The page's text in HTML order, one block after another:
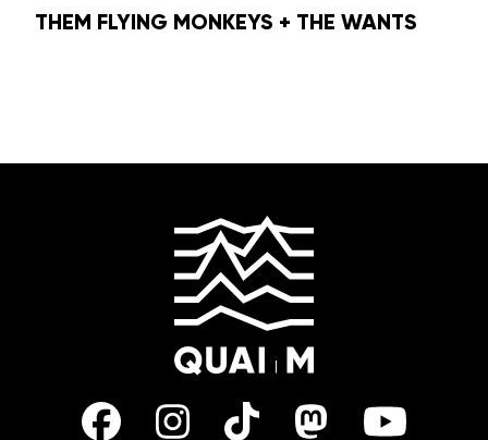
THEM FLYING MONKEYS + THE WANTS